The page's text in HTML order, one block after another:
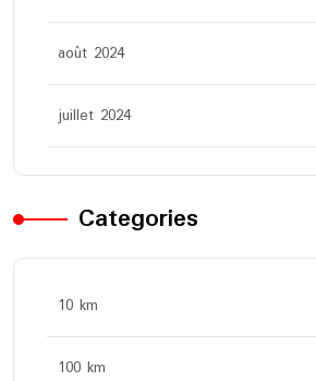
août 2024
juillet 2024
Categories
10 km
100 km